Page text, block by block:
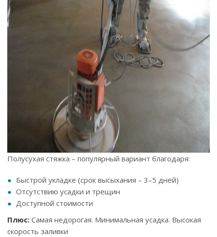
Полусухая стяжка – популярный вариант благодаря:
Быстрой укладке (срок высыхания – 3–5 дней)
Отсутствию усадки и трещин
Доступной стоимости
Плюс: Самая недорогая. Минимальная усадка. Высокая
скорость заливки